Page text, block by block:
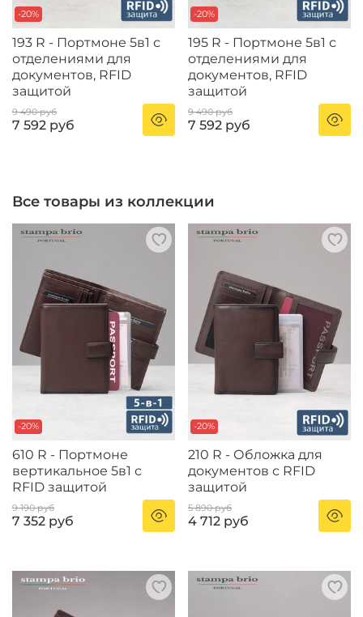
-20%
193 R - Портмоне 5в1 с
отделениями для
документов, RFID
защитой
9 490 руб
7 592 руб
-20%
195 R - Портмоне 5в1 с
отделениями для
документов, RFID
защитой
9 490 руб
7 592 руб
Все товары из коллекции
-20%
610 R - Портмоне
вертикальное 5в1 с
RFID защитой
9 190 руб
7 352 руб
-20%
210 R - Обложка для
документов с RFID
защитой
5 890 руб
4 712 руб